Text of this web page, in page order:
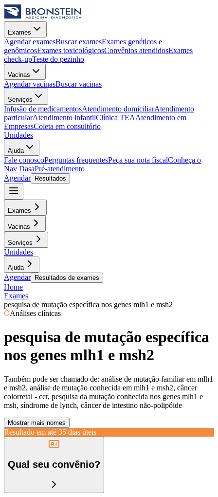
Exames
Agendar examesBuscar examesExames genéticos e
genômicosExames toxicológicosConvênios atendidosExames
check-upTeste do pezinho
Vacinas
Agendar vacinasBuscar vacinas
Serviços
Infusão de medicamentosAtendimento domiciliarAtendimento
particularAtendimento infantilClínica TEAAtendimento em
EmpresasColeta em consultório
Unidades
Ajuda
Fale conoscoPerguntas frequentesPeça sua nota fiscalConheça o
Nav DasaPré-atendimento
Agendar
Resultados
Exames
Vacinas
Serviços
Unidades
Ajuda
Agendar Resultados de exames
Home
Exames
pesquisa de mutação específica nos genes mlh1 e msh2
Análises clínicas
pesquisa de mutação específica
nos genes mlh1 e msh2
Também pode ser chamado de: análise de mutação familiar em mlh1
e msh2, análise de mutação conhecida em mlh1 e msh2, câncer
colorretal - ccr, pesquisa da mutação conhecida nos genes mlh1 e
msh, síndrome de lynch, câncer de intestino não-polipóide
Mostrar mais nomes
Resultado em até 35 dias úteis
Qual seu convênio?